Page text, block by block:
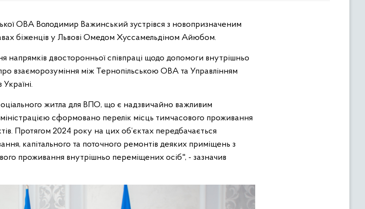
біженців у Львові Омедом Хуссамельдіном Айюбом.
напрямків двосторонньої співпраці щодо допомоги внутрішньо
взаєморозуміння між Тернопільською ОВА та Управлінням
житла для ВПО, що є надзвичайно важливим
сформовано перелік місць тимчасового проживання
Протягом 2024 року на цих об’єктах передбачається
капітального та поточного ремонтів деяких приміщень з
проживання внутрішньо переміщених осіб", - зазначив